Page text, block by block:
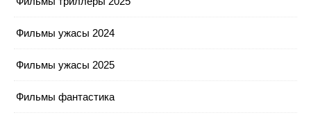
Фильмы ужасы 2024
Фильмы ужасы 2025
Фильмы фантастика